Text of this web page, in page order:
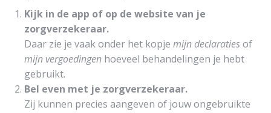
Kijk in de app of op de website van je
zorgverzekeraar.
Daar zie je vaak onder het kopje mijn declaratiesof
mijn vergoedingen hoeveel behandelingen je hebt
gebruikt.
Bel even met je zorgverzekeraar.
Zij kunnen precies aangeven of jouw ongebruikte